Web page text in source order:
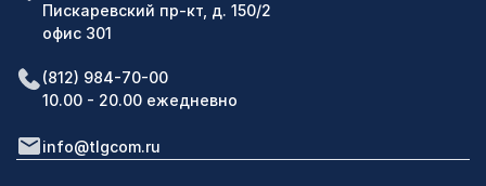
Пискаревский пр-кт, д. 150/2
офис 301
(812) 984-70-00
10.00 - 20.00 ежедневно
info@tlgcom.ru